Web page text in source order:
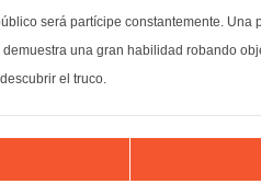
será partícipe constantemente.
una gran habilidad robando
el truco.